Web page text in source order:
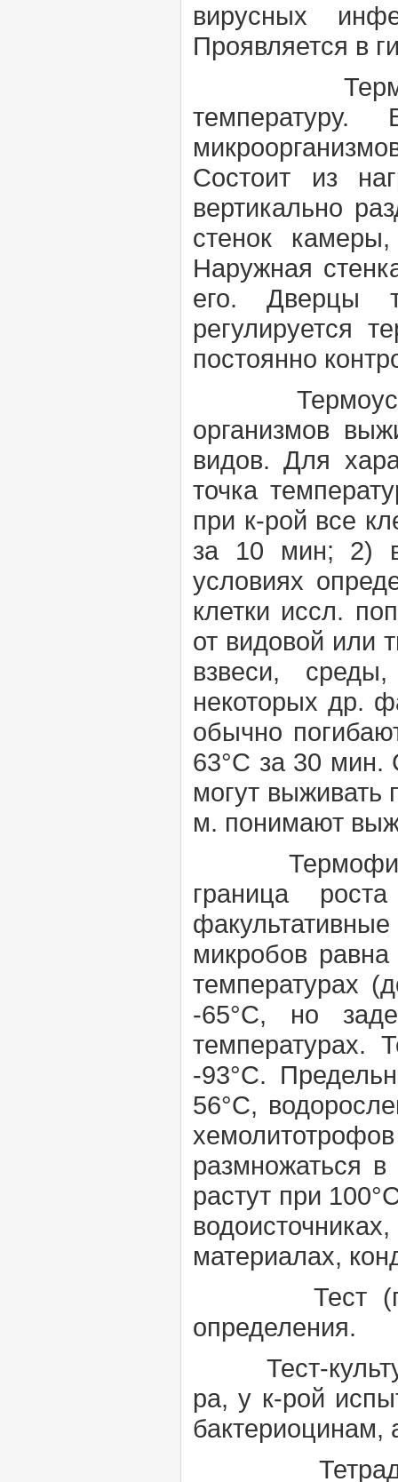
вирусных
Проявляется в
температуру.
Состоит из
вертикально
стенок
Наружная
его. Дверцы
регулируется
постоянно
организмов
видов. Для
точка
при к-рой все
за 10 мин; 2)
условиях
клетки иссл.
от видовой или
взвеси,
некоторых др.
обычно
63°С за 30 мин.
могут выживать
м. понимают
граница
микробов
температурах
-65°С, но
температурах.
-93°С.
56°С,
размножаться
растут при
материалах,
Тест
определения.
Тест-
ра, у к-рой
бактериоцинам,